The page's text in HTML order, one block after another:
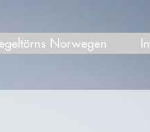
Norwegen